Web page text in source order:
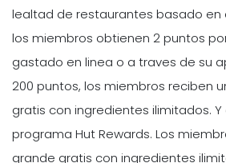
lealtad de restaurantes basado en
los miembros obtienen 2 puntos
gastado en linea o a traves de su
200 puntos, los miembros reciben
gratis con ingredientes ilimitados.
programa Hut Rewards. Los
grande gratis con ingredientes